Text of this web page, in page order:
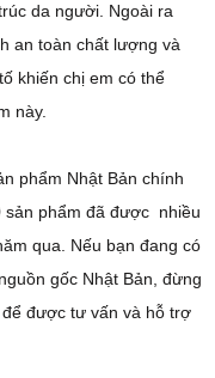
da người. Ngoài ra
an toàn chất lượng và
khiến chị em có thể
này.
phẩm Nhật Bản chính
sản phẩm đã được nhiều
qua. Nếu bạn đang có
gốc Nhật Bản, đừng
được tư vấn và hỗ trợ